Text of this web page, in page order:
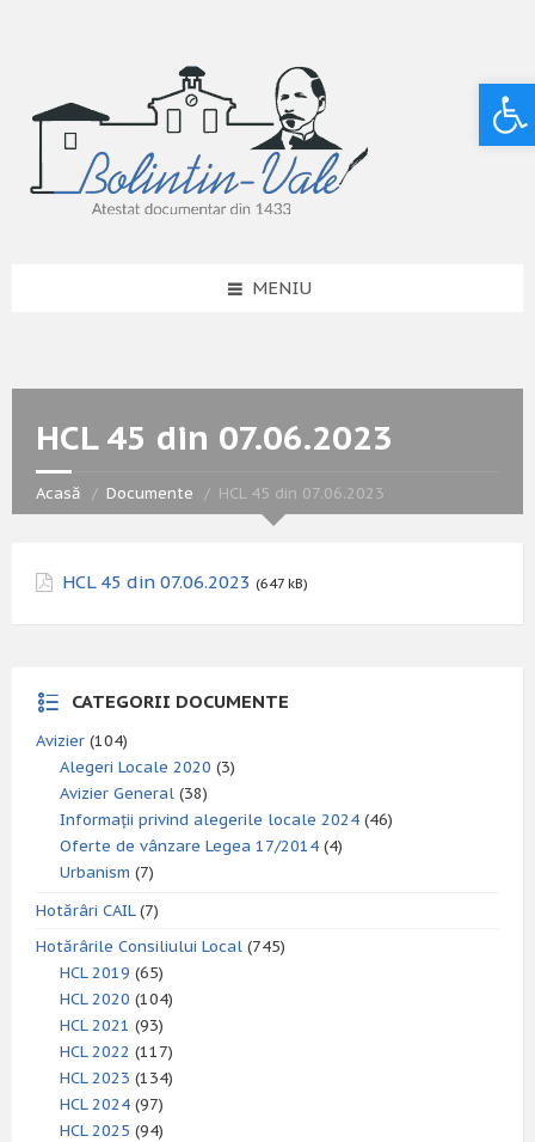
MENIU
HCL 45 din 07.06.2023
Acasă Documente HCL 45 din 07.06.2023
HCL 45 din 07.06.2023 (647 kB)
CATEGORII DOCUMENTE
Avizier (104)
Alegeri Locale 2020 (3)
Avizier General (38)
Informații privind alegerile locale 2024 (46)
Oferte de vânzare Legea 17/2014 (4)
Urbanism (7)
Hotărâri CAIL(7)
Hotărârile Consiliului Local (745)
HCL 2019 (65)
HCL 2020 (104)
HCL 2021 (93)
HCL 2022 (117)
HCL 2023 (134)
HCL 2024 (97)
HCL 2025 (94)
Deschide bara de unelte